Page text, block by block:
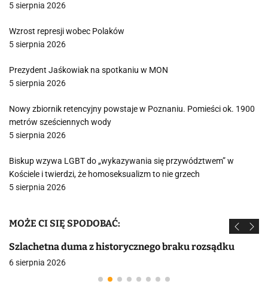
5 sierpnia 2026
Wzrost represji wobec Polaków
5 sierpnia 2026
Prezydent Jaśkowiak na spotkaniu w MON
5 sierpnia 2026
Nowy zbiornik retencyjny powstaje w Poznaniu. Pomieści ok. 1900
metrów sześciennych wody
5 sierpnia 2026
Biskup wzywa LGBT do „wykazywania się przywództwem” w
Kościele i twierdzi, że homoseksualizm to nie grzech
5 sierpnia 2026
MOŻE CI SIĘ SPODOBAĆ:
Szlachetna duma z historycznego braku rozsądku
6 sierpnia 2026